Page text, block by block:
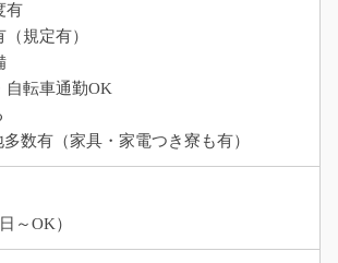
有
規定有）
転車通勤OK
数有（家具・家電つき寮も有）
～OK）